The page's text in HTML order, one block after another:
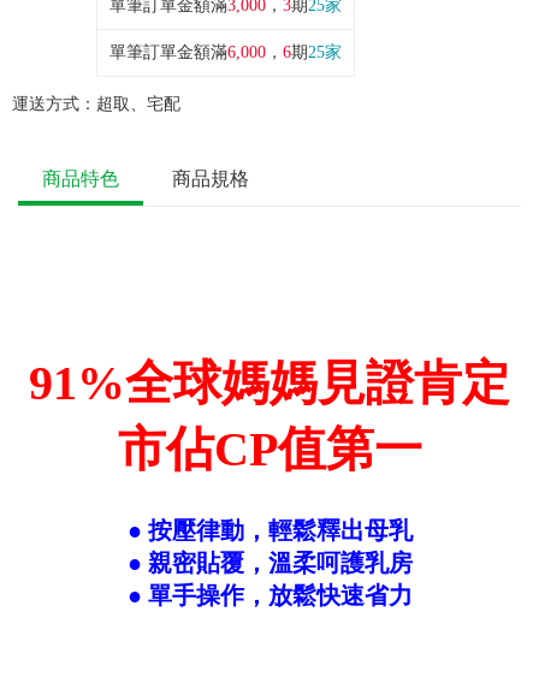
單筆訂單金額滿3,000 ， 3期25家
單筆訂單金額滿6,000 ， 6期25家
運送方式： 超取、宅配
商品特色 商品規格
91%全球媽媽見證肯定
市佔CP值第一
● 按壓律動，輕鬆釋出母乳
● 親密貼覆，溫柔呵護乳房
● 單手操作，放鬆快速省力